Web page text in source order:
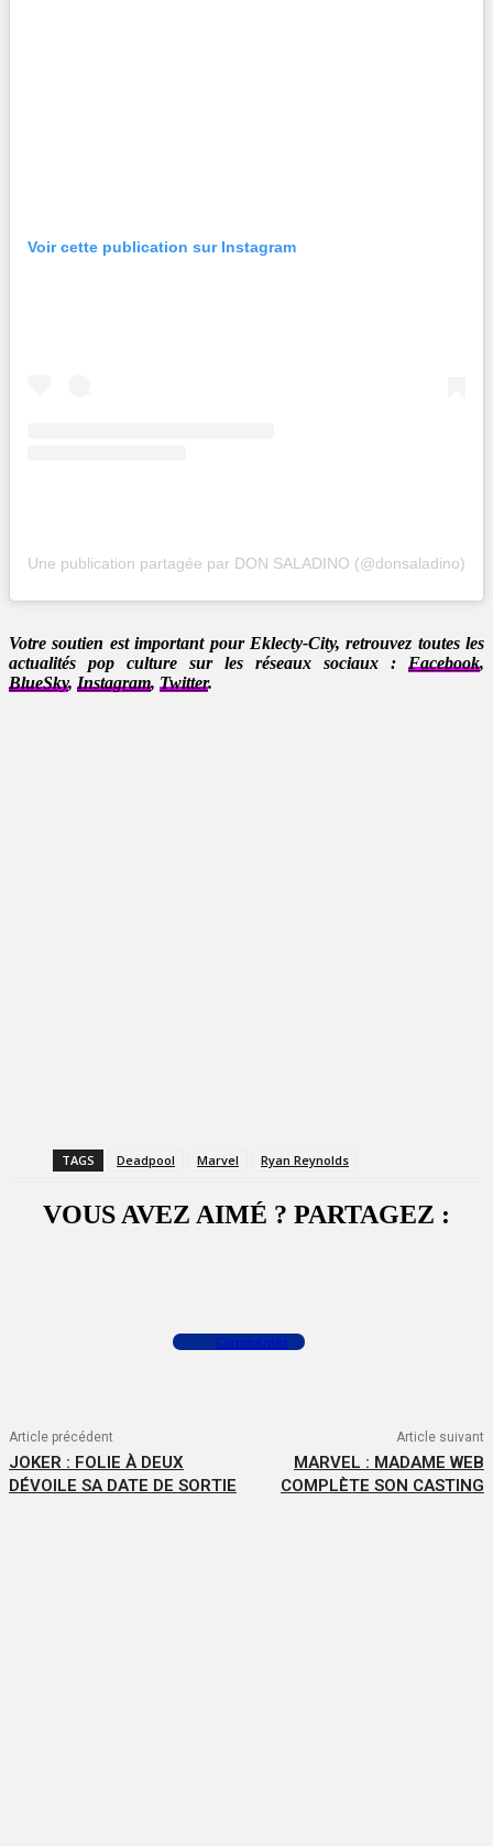
Voir cette publication sur Instagram
Une publication partagée par DON SALADINO (@donsaladino)
Votre soutien est important pour Eklecty-City, retrouvez toutes les
actualités pop culture sur les réseaux sociaux : Facebook,
BlueSky, Instagram, Twitter.
TAGS Deadpool Marvel Ryan Reynolds
VOUS AVEZ AIMÉ ? PARTAGEZ :
Commenter
Article précédent
JOKER : FOLIE À DEUX
DÉVOILE SA DATE DE SORTIE
Article suivant
MARVEL : MADAME WEB
COMPLÈTE SON CASTING